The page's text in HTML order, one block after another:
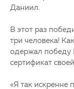
Даниил.
В этот раз
три человека!
одержал победу
сертификат
«Я так искренне